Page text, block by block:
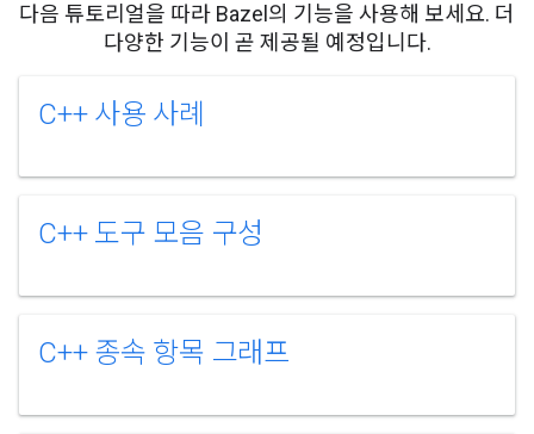
다음 튜토리얼을 따라 Bazel의 기능을 사용해 보세요. 더
다양한 기능이 곧 제공될 예정입니다.
C++ 사용 사례
C++ 도구 모음 구성
C++ 종속 항목 그래프